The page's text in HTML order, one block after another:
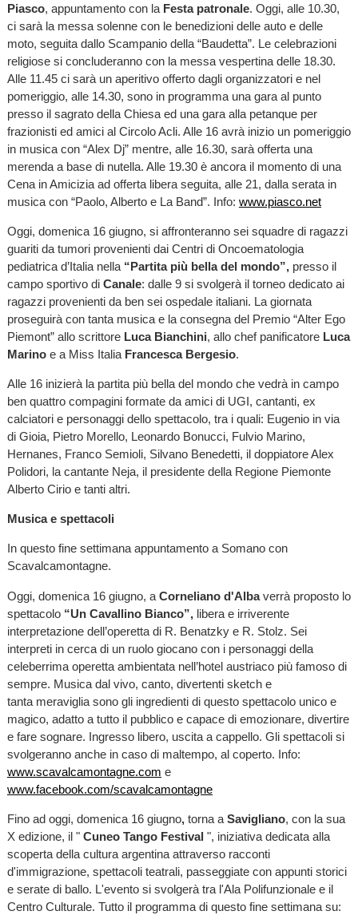
Piasco, appuntamento con la Festa patronale. Oggi, alle 10.30,
ci sarà la messa solenne con le benedizioni delle auto e delle
moto, seguita dallo Scampanio della “Baudetta”. Le celebrazioni
religiose si concluderanno con la messa vespertina delle 18.30.
Alle 11.45 ci sarà un aperitivo offerto dagli organizzatori e nel
pomeriggio, alle 14.30, sono in programma una gara al punto
presso il sagrato della Chiesa ed una gara alla petanque per
frazionisti ed amici al Circolo Acli. Alle 16 avrà inizio un pomeriggio
in musica con “Alex Dj” mentre, alle 16.30, sarà offerta una
merenda a base di nutella. Alle 19.30 è ancora il momento di una
Cena in Amicizia ad offerta libera seguita, alle 21, dalla serata in
musica con “Paolo, Alberto e La Band”. Info: www.piasco.net
Oggi, domenica 16 giugno, si affronteranno sei squadre di ragazzi
guariti da tumori provenienti dai Centri di Oncoematologia
pediatrica d’Italia nella “Partita più bella del mondo”,presso il
campo sportivo di Canale: dalle 9 si svolgerà il torneo dedicato ai
ragazzi provenienti da ben sei ospedale italiani. La giornata
proseguirà con tanta musica e la consegna del Premio “Alter Ego
Piemont” allo scrittoreLuca Bianchini, allo chef panificatore Luca
Marino e a Miss Italia Francesca Bergesio.
Alle 16 inizierà la partita più bella del mondo che vedrà in campo
ben quattro compagini formate da amici di UGI, cantanti, ex
calciatori e personaggi dello spettacolo, tra i quali: Eugenio in via
di Gioia, Pietro Morello, Leonardo Bonucci, Fulvio Marino,
Hernanes, Franco Semioli, Silvano Benedetti, il doppiatore Alex
Polidori, la cantante Neja, il presidente della Regione Piemonte
Alberto Cirio e tanti altri.
Musica e spettacoli
In questo fine settimana appuntamento a Somano con
Scavalcamontagne.
Oggi, domenica 16 giugno, a Corneliano d'Albaverrà proposto lo
spettacolo “Un Cavallino Bianco”,libera e irriverente
interpretazione dell’operetta di R. Benatzky e R. Stolz. Sei
interpreti in cerca di un ruolo giocano con i personaggi della
celeberrima operetta ambientata nell’hotel austriaco più famoso di
sempre. Musica dal vivo, canto, divertenti sketch e
tanta meraviglia sono gli ingredienti di questo spettacolo unico e
magico, adatto a tutto il pubblico e capace di emozionare, divertire
e fare sognare. Ingresso libero, uscita a cappello. Gli spettacoli si
svolgeranno anche in caso di maltempo, al coperto. Info:
www.scavalcamontagne.com e
www.facebook.com/scavalcamontagne
Fino ad oggi, domenica 16 giugno, torna a Savigliano, con la sua
X edizione, il " Cuneo Tango Festival ", iniziativa dedicata alla
scoperta della cultura argentina attraverso racconti
d'immigrazione, spettacoli teatrali, passeggiate con appunti storici
e serate di ballo. L'evento si svolgerà tra l'Ala Polifunzionale e il
Centro Culturale. Tutto il programma di questo fine settimana su: